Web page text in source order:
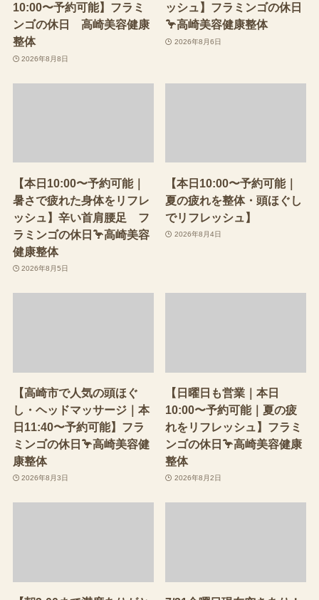
10:00〜予約可能】フラミ
ンゴの休日 高崎美容健康
整体
2026年8月8日
ッシュ】フラミンゴの休日
🦩高崎美容健康整体
2026年8月6日
【本日10:00〜予約可能｜
暑さで疲れた身体をリフレ
ッシュ】辛い首肩腰足 フ
ラミンゴの休日🦩高崎美容
健康整体
2026年8月5日
【本日10:00〜予約可能｜
夏の疲れを整体・頭ほぐし
でリフレッシュ】
2026年8月4日
【高崎市で人気の頭ほぐ
し・ヘッドマッサージ｜本
日11:40〜予約可能】フラ
ミンゴの休日🦩高崎美容健
康整体
2026年8月3日
【日曜日も営業｜本日
10:00〜予約可能｜夏の疲
れをリフレッシュ】フラミ
ンゴの休日🦩高崎美容健康
整体
2026年8月2日